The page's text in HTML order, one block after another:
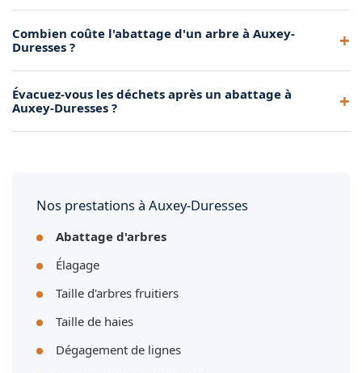
de Auxey-Duresses, certains arbres peuvent être protégés.
accompagner dans ces démarches.
Combien coûte l'abattage d'un arbre à Auxey-
Duresses ?
des contraintes du terrain. Nous nous déplaçons
gratuitement à Auxey-Duresses pour établir un devis précis
Évacuez-vous les déchets après un abattage à
Auxey-Duresses ?
propre.Nos prestations à Auxey-Duresses
Abattage d'arbres
Élagage
Taille d'arbres fruitiers
Taille de haies
Dégagement de lignes